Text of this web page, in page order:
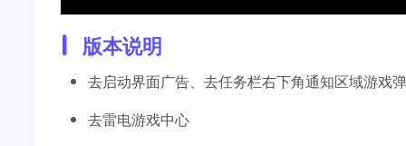
版本说明
去启动界面广告、去任务栏右下角通知区域游戏
去雷电游戏中心